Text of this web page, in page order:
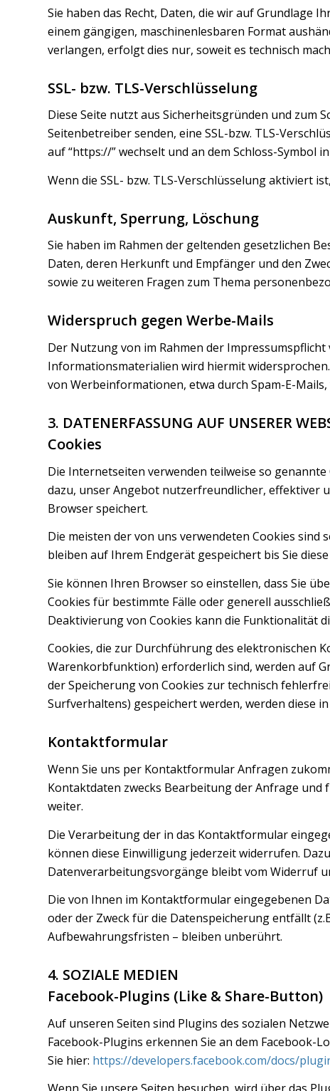
Sie haben das Recht, Daten, die wir auf Grundlage
einem gängigen, maschinenlesbaren Format
verlangen, erfolgt dies nur, soweit es technisch
SSL- bzw. TLS-Verschlüsselung
Diese Seite nutzt aus Sicherheitsgründen und zum
Seitenbetreiber senden, eine SSL-bzw. TLS-
auf “https://” wechselt und an dem Schloss-Symbol
Wenn die SSL- bzw. TLS-Verschlüsselung aktiviert
Auskunft, Sperrung, Löschung
Sie haben im Rahmen der geltenden gesetzlichen
Daten, deren Herkunft und Empfänger und den
sowie zu weiteren Fragen zum Thema
Widerspruch gegen Werbe-Mails
Der Nutzung von im Rahmen der
Informationsmaterialien wird hiermit
von Werbeinformationen, etwa durch Spam-E-Mails,
3. DATENERFASSUNG AUF UNSERER
Cookies
Die Internetseiten verwenden teilweise so
dazu, unser Angebot nutzerfreundlicher, effektiver
Browser speichert.
Die meisten der von uns verwendeten Cookies sind
bleiben auf Ihrem Endgerät gespeichert bis Sie
Sie können Ihren Browser so einstellen, dass Sie
Cookies für bestimmte Fälle oder generell
Deaktivierung von Cookies kann die Funktionalität
Cookies, die zur Durchführung des elektronischen
Warenkorbfunktion) erforderlich sind, werden auf
der Speicherung von Cookies zur technisch
Surfverhaltens) gespeichert werden, werden diese
Kontaktformular
Wenn Sie uns per Kontaktformular Anfragen
Kontaktdaten zwecks Bearbeitung der Anfrage und
weiter.
Die Verarbeitung der in das Kontaktformular
können diese Einwilligung jederzeit widerrufen.
Datenverarbeitungsvorgänge bleibt vom Widerruf
Die von Ihnen im Kontaktformular eingegebenen
oder der Zweck für die Datenspeicherung entfällt
Aufbewahrungsfristen – bleiben unberührt.
4. SOZIALE MEDIEN
Facebook-Plugins (Like & Share-Button)
Auf unseren Seiten sind Plugins des sozialen
Facebook-Plugins erkennen Sie an dem Facebook-
Sie hier: https://developers.facebook.com/docs/